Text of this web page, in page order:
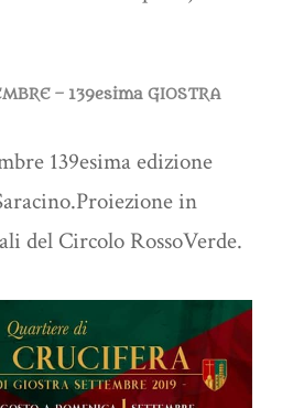
– 139esima GIOSTRA
139esima edizione
in
del Circolo RossoVerde.